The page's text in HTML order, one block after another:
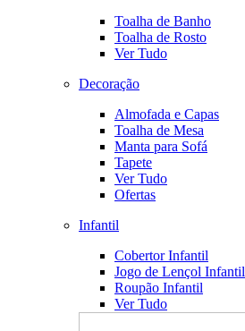
Toalha de Banho
Toalha de Rosto
Ver Tudo
Decoração
Almofada e Capas
Toalha de Mesa
Manta para Sofá
Tapete
Ver Tudo
Ofertas
Infantil
Cobertor Infantil
Jogo de Lençol Infantil
Roupão Infantil
Ver Tudo